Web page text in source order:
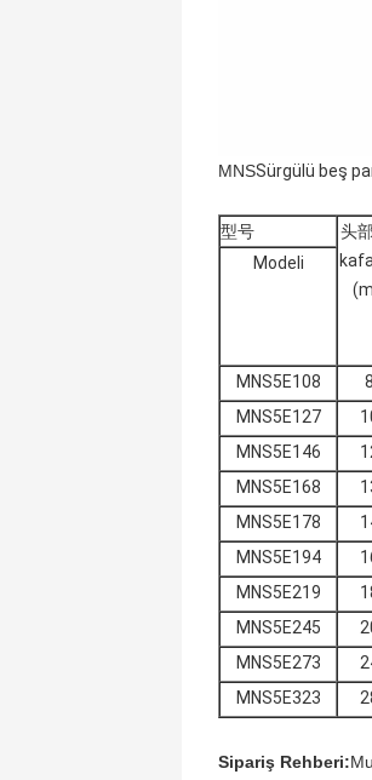
MNSSürgülü beş
型号
头
Modeli
MNS5E108
MNS5E127
MNS5E146
MNS5E168
MNS5E178
MNS5E194
MNS5E219
MNS5E245
MNS5E273
MNS5E323
Sipariş Rehberi: